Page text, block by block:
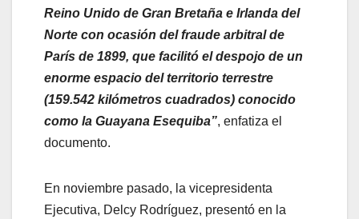
Reino Unido de Gran Bretaña e Irlanda del
Norte con ocasión del fraude arbitral de
París de 1899, que facilitó el despojo de un
enorme espacio del territorio terrestre
(159.542 kilómetros cuadrados) conocido
como la Guayana Esequiba”, enfatiza el
documento.
En noviembre pasado, la vicepresidenta
Ejecutiva, Delcy Rodríguez, presentó en la